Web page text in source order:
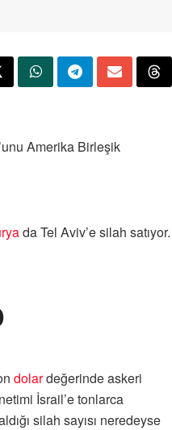
Amerika Birleşik
da Tel Aviv’e silah satıyor.
dolardeğerinde askeri
İsrail’e tonlarca
silah sayısı neredeyse